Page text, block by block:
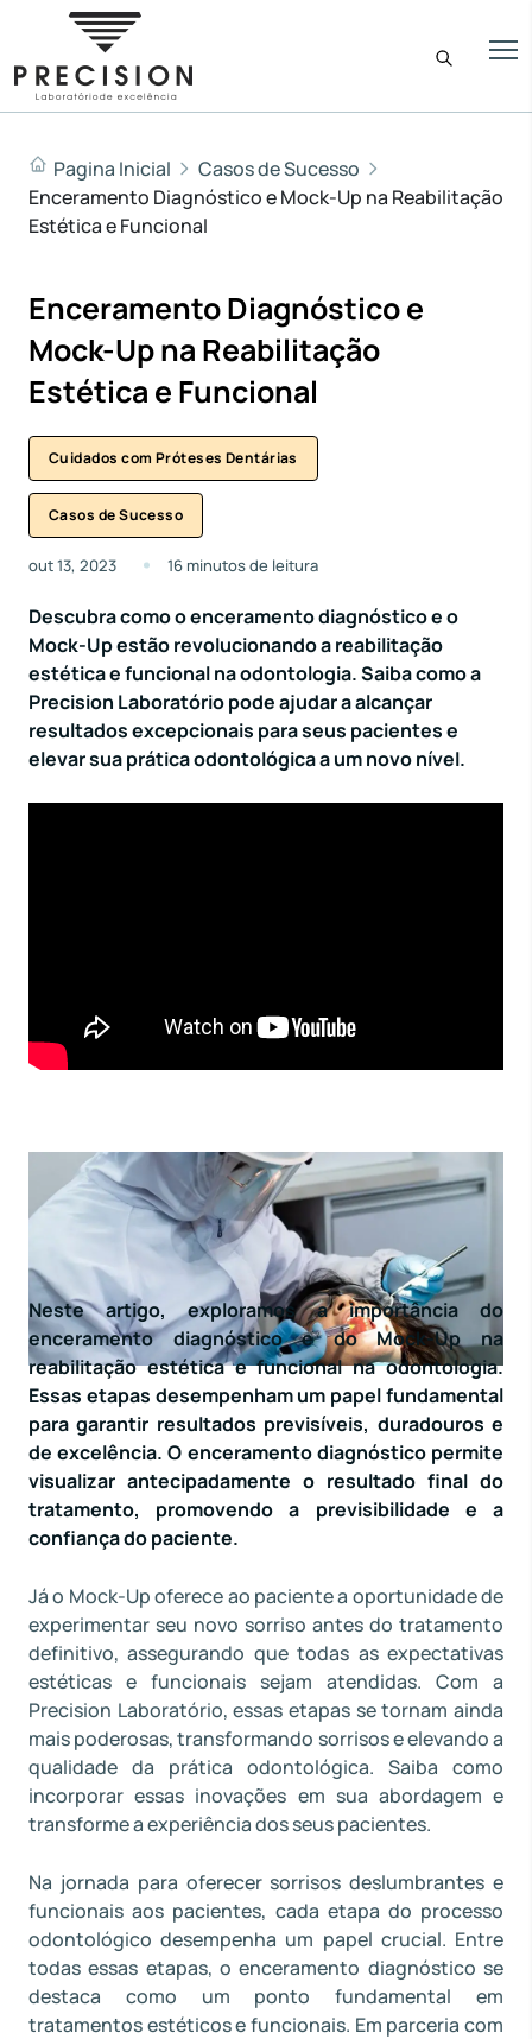
Pagina Inicial
Casos de Sucesso
Enceramento Diagnóstico e Mock-Up na Reabilitação
Estética e Funcional
Enceramento Diagnóstico e
Mock-Up na Reabilitação
Estética e Funcional
Cuidados com Próteses Dentárias
Casos de Sucesso
out 13, 2023 16 minutos de leitura
Descubra como o enceramento diagnóstico e o
Mock-Up estão revolucionando a reabilitação
estética e funcional na odontologia. Saiba como a
Precision Laboratório pode ajudar a alcançar
resultados excepcionais para seus pacientes e
elevar sua prática odontológica a um novo nível.
Neste artigo, exploramos a importância do
enceramento diagnóstico e do Mock-Up na
reabilitação estética e funcional na odontologia.
Essas etapas desempenham um papel fundamental
para garantir resultados previsíveis, duradouros e
de excelência. O enceramento diagnóstico permite
visualizar antecipadamente o resultado final do
tratamento, promovendo a previsibilidade e a
confiança do paciente.
Já o Mock-Up oferece ao paciente a oportunidade de
experimentar seu novo sorriso antes do tratamento
definitivo, assegurando que todas as expectativas
estéticas e funcionais sejam atendidas. Com a
Precision Laboratório, essas etapas se tornam ainda
mais poderosas, transformando sorrisos e elevando a
qualidade da prática odontológica. Saiba como
incorporar essas inovações em sua abordagem e
transforme a experiência dos seus pacientes.
Na jornada para oferecer sorrisos deslumbrantes e
funcionais aos pacientes, cada etapa do processo
odontológico desempenha um papel crucial. Entre
todas essas etapas, o enceramento diagnóstico se
destaca como um ponto fundamental em
tratamentos estéticos e funcionais. Em parceria com